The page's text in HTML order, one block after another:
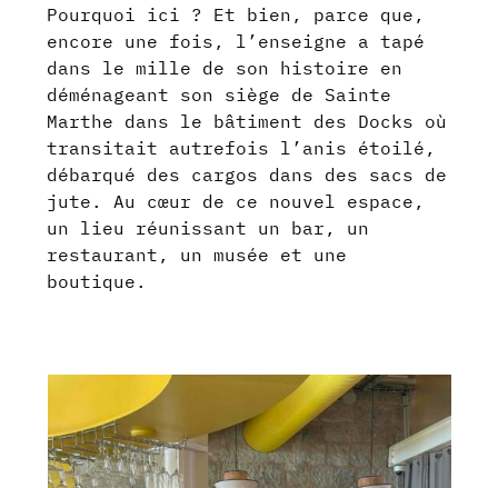
Pourquoi ici ? Et bien, parce que,
encore une fois, l’enseigne a tapé
dans le mille de son histoire en
déménageant son siège de Sainte
Marthe dans le bâtiment des Docks où
transitait autrefois l’anis étoilé,
débarqué des cargos dans des sacs de
jute. Au cœur de ce nouvel espace,
un lieu réunissant un bar, un
restaurant, un musée et une
boutique.